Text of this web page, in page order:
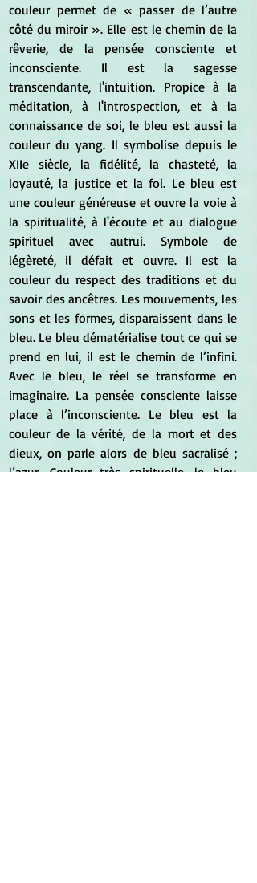
couleur permet de « passer de l’autre
côté du miroir ». Elle est le chemin de la
rêverie, de la pensée consciente et
inconsciente. Il est la sagesse
transcendante, l'intuition. Propice à la
méditation, à l'introspection, et à la
connaissance de soi, le bleu est aussi la
couleur du yang. Il symbolise depuis le
XIIe siècle, la fidélité, la chasteté, la
loyauté, la justice et la foi. Le bleu est
une couleur généreuse et ouvre la voie à
la spiritualité, à l'écoute et au dialogue
spirituel avec autrui. Symbole de
légèreté, il défait et ouvre. Il est la
couleur du respect des traditions et du
savoir des ancêtres. Les mouvements, les
sons et les formes, disparaissent dans le
bleu. Le bleu dématérialise tout ce qui se
prend en lui, il est le chemin de l’infini.
Avec le bleu, le réel se transforme en
imaginaire. La pensée consciente laisse
place à l’inconsciente. Le bleu est la
couleur de la vérité, de la mort et des
dieux, on parle alors de bleu sacralisé ;
l’azur. Couleur très spirituelle, le bleu